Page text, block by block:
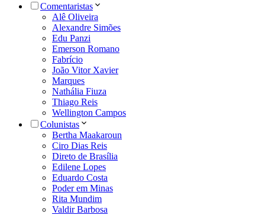
Comentaristas
Alê Oliveira
Alexandre Simões
Edu Panzi
Emerson Romano
Fabrício
João Vitor Xavier
Marques
Nathália Fiuza
Thiago Reis
Wellington Campos
Colunistas
Bertha Maakaroun
Ciro Dias Reis
Direto de Brasília
Edilene Lopes
Eduardo Costa
Poder em Minas
Rita Mundim
Valdir Barbosa